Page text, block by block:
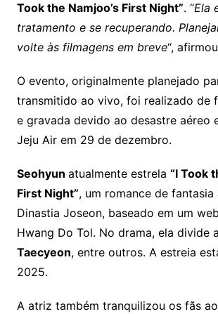
Took the Namjoo’s First Night”. “Ela
tratamento e se recuperando.
volte às filmagens em breve“,
O evento, originalmente planejado
transmitido ao vivo, foi realizado de
e gravada devido ao desastre aéreo
Jeju Air em 29 de dezembro.
Seohyun atualmente estrela “I Took
First Night”, um romance de
Dinastia Joseon, baseado em um
Hwang Do Tol. No drama, ela divide
Taecyeon, entre outros. A estreia
2025.
A atriz também tranquilizou os fãs